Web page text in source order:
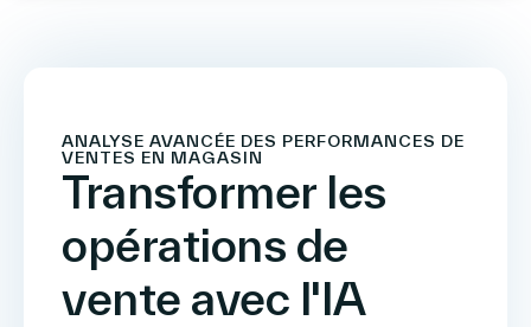
ANALYSE AVANCÉE DES PERFORMANCES DE
VENTES EN MAGASIN
Transformer les
opérations de
vente avec l'IA